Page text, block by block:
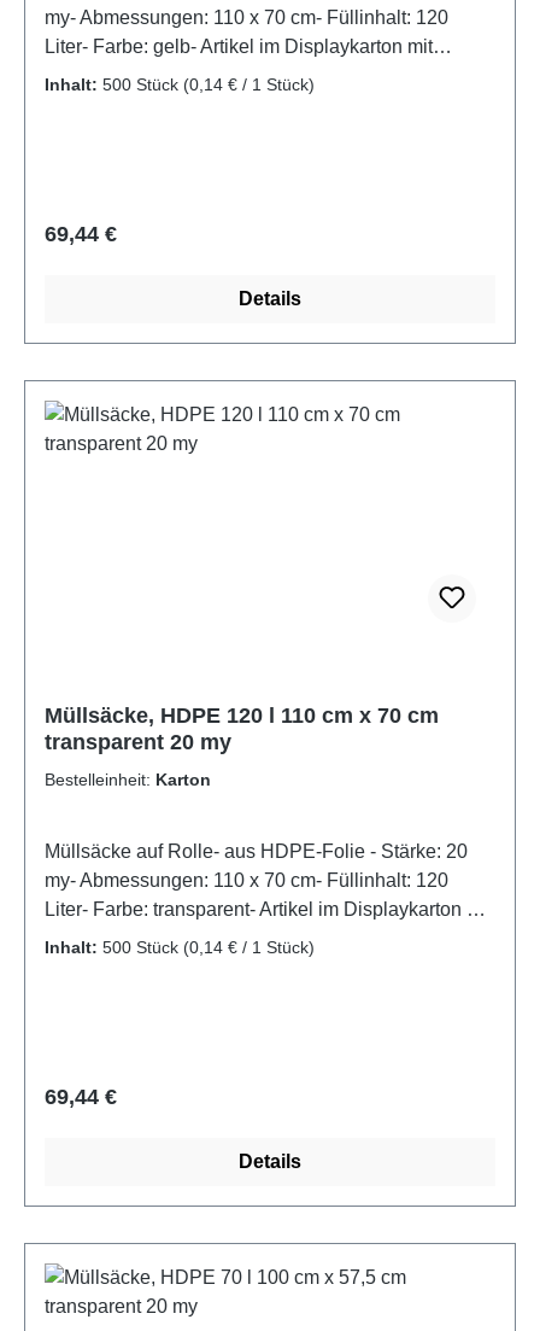
my- Abmessungen: 110 x 70 cm- Füllinhalt: 120
Liter- Farbe: gelb- Artikel im Displaykarton mit
Aufreißperforation
Inhalt: 500 Stück (0,14 € / 1 Stück)
Regulärer Preis:
69,44 €
Details
Müllsäcke, HDPE 120 l 110 cm x 70 cm
transparent 20 my
Bestelleinheit: Karton
Müllsäcke auf Rolle- aus HDPE-Folie - Stärke: 20
my- Abmessungen: 110 x 70 cm- Füllinhalt: 120
Liter- Farbe: transparent- Artikel im Displaykarton mit
Aufreißperforation
Inhalt: 500 Stück (0,14 € / 1 Stück)
Regulärer Preis:
69,44 €
Details